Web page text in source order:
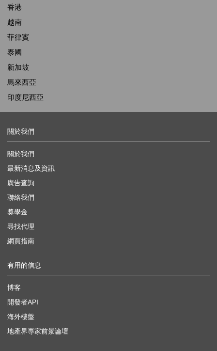
香港
越南
菲律賓
泰國
新加坡
馬來西亞
印度尼西亞
關於我們
關於我們
最新消息及資訊
廣告查詢
聯絡我們
獎學金
尋找代理
網頁指南
有用的信息
博客
開發者API
海外樓盤
地產界專家前景論壇